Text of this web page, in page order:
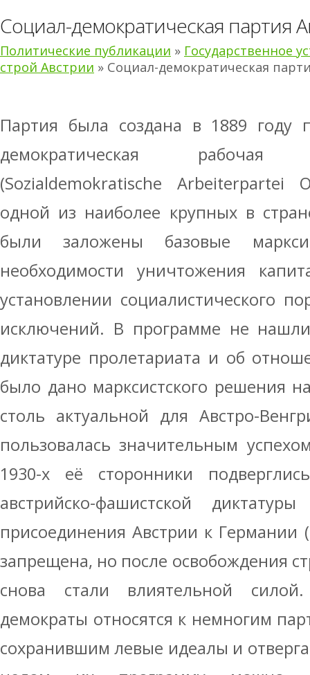
Социал-демократическая партия
Политические публикации » Государственное
строй Австрии » Социал-демократическая
Партия была создана в 1889 году
демократическая
(Sozialdemokratische Arbeiterpartei
одной из наиболее крупных в
были заложены базовые
необходимости уничтожения
установлении социалистического
исключений. В программе не
диктатуре пролетариата и об
было дано марксистского решения
столь актуальной для Австро-
пользовалась значительным
1930-х её сторонники
австрийско-фашистской
присоединения Австрии к Германии
запрещена, но после освобождения
снова стали влиятельной
демократы относятся к немногим
сохранившим левые идеалы и